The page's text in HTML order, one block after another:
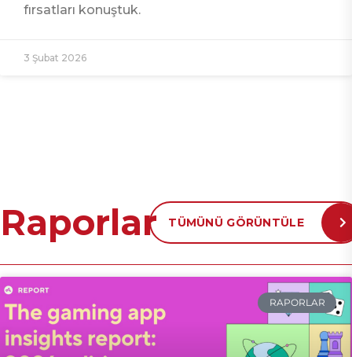
fırsatları konuştuk.
3 Şubat 2026
Raporlar TÜMÜNÜ GÖRÜNTÜLE
RAPORLAR